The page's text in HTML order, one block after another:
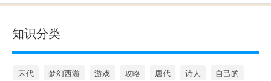
知识分类
宋代 梦幻西游 游戏 攻略 唐代 诗人
自己的